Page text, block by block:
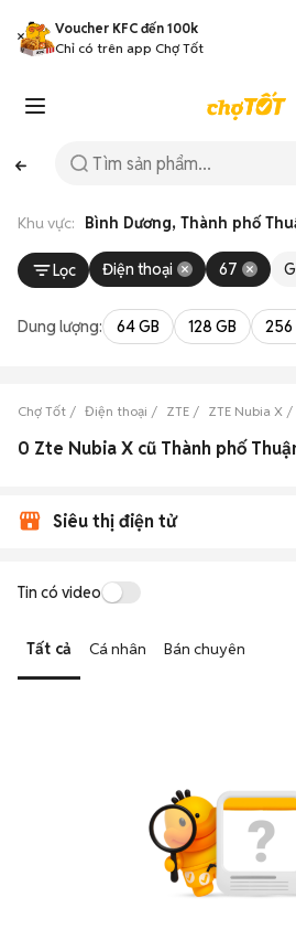
Voucher KFC đến 100k
Chỉ có trên app Chợ Tốt
Khu vực: Bình Dương, Thành phố
Lọc Điện thoại 67
Dung lượng: 64 GB 128 GB 256
Chợ Tốt Điện thoại ZTE ZTE Nubia X
Siêu thị điện tử
Tin có video
Tất cả Cá nhân Bán chuyên